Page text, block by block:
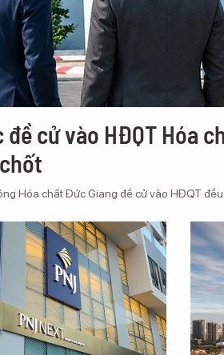
cử vào HĐQT Hóa
Hóa chất Đức Giang đề cử vào HĐQT